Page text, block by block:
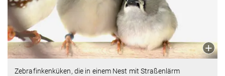
Zebrafinkenküken, die in einem Nest mit Straßenlärm